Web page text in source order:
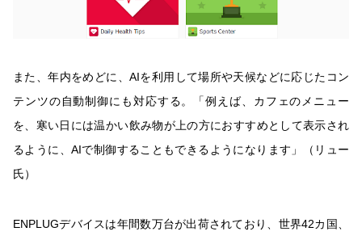
また、年内をめどに、AIを利用して場所や天候などに応じたコン
テンツの自動制御にも対応する。「例えば、カフェのメニュー
を、寒い日には温かい飲み物が上の方におすすめとして表示され
るように、AIで制御することもできるようになります」（リュー
氏）
ENPLUGデバイスは年間数万台が出荷されており、世界42カ国、